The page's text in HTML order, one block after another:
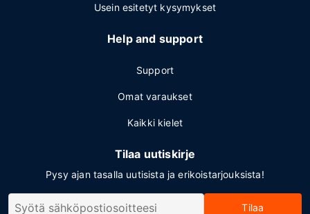
Usein esitetyt kysymykset
Help and support
Support
Omat varaukset
Kaikki kielet
Tilaa uutiskirje
Pysy ajan tasalla uutisista ja erikoistarjouksista!
Tilaa